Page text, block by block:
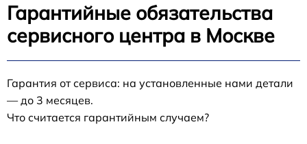
Гарантийные обязательства
сервисного центра в Москве
Гарантия от сервиса: на установленные нами детали
— до 3 месяцев.
Что считается гарантийным случаем?